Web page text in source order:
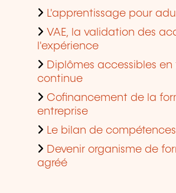
L'apprentissage pour
VAE, la validation des
l'expérience
Diplômes accessibles
continue
Cofinancement de la
entreprise
Le bilan de compétences
Devenir organisme de
agréé